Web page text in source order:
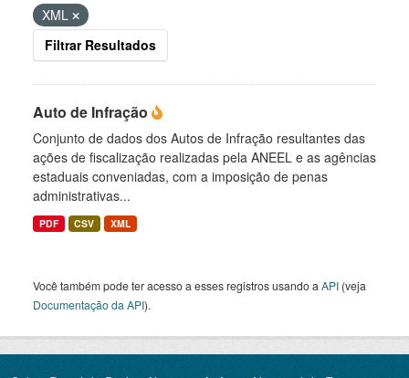
XML
Filtrar Resultados
Auto de Infração
Conjunto de dados dos Autos de Infração resultantes das
ações de fiscalização realizadas pela ANEEL e as agências
estaduais conveniadas, com a imposição de penas
administrativas...
PDF CSV XML
Você também pode ter acesso a esses registros usando a API (veja
Documentação da API).